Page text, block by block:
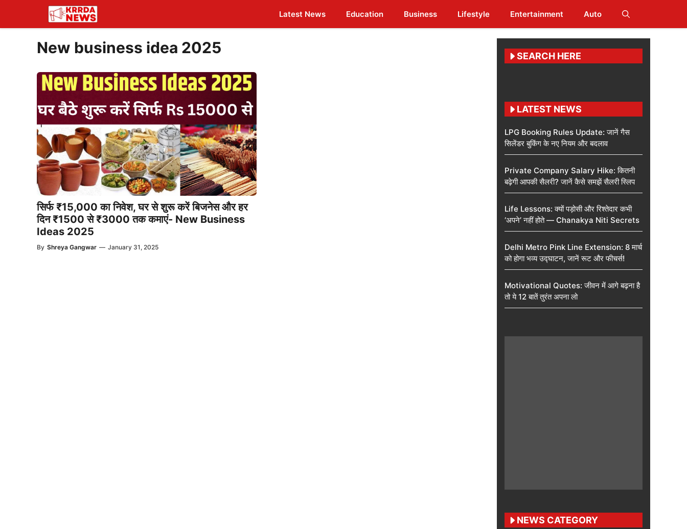
content
Latest News Education Business Lifestyle Entertainment Auto
New business idea 2025
सिर्फ ₹15,000 का निवेश, घर से शुरू करें बिजनेस और हर
दिन ₹1500 से ₹3000 तक कमाएं- New Business
Ideas 2025
By Shreya Gangwar — January 31, 2025
SEARCH HERE
LATEST NEWS
LPG Booking Rules Update: जानें गैस
सिलेंडर बुकिंग के नए नियम और बदलाव
Private Company Salary Hike: कितनी
बढ़ेगी आपकी सैलरी? जानें कैसे समझें सैलरी स्लिप
Life Lessons: क्यों पड़ोसी और रिश्तेदार कभी
‘अपने’ नहीं होते — Chanakya Niti Secrets
Delhi Metro Pink Line Extension: 8 मार्च
को होगा भव्य उद्घाटन, जानें रूट और फीचर्स!
Motivational Quotes: जीवन में आगे बढ़ना है
तो ये 12 बातें तुरंत अपना लो
NEWS CATEGORY